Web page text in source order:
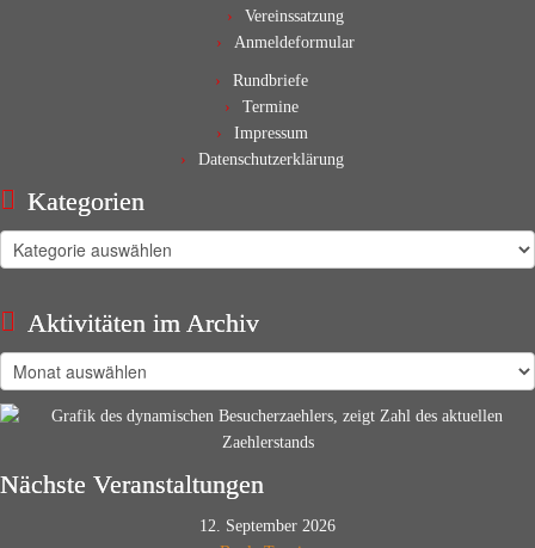
Vereinssatzung
Anmeldeformular
Rundbriefe
Termine
Impressum
Datenschutzerklärung
Kategorien
Kategorien
Aktivitäten im Archiv
Aktivitäten
im
Archiv
Nächste Veranstaltungen
12. September 2026